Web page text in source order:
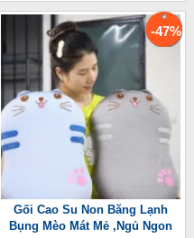
-47%
Gối Cao Su Non Băng Lạnh
Bụng Mèo Mát Mẻ ,Ngủ Ngon